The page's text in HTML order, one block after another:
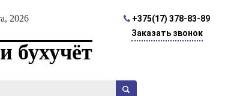
2026
бухучёт
+375(17) 378-83-89
Заказать звонок